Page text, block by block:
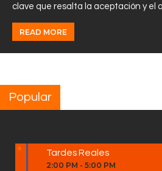
Noticias
Equipo
Sobre Nosotros
clave que resalta la aceptación y el
READ MORE
Popular
Tardes Reales
2:00 PM - 5:00 PM